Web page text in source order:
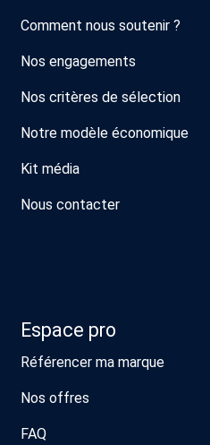
Comment nous soutenir ?
Nos engagements
Nos critères de sélection
Notre modèle économique
Kit média
Nous contacter
Espace pro
Référencer ma marque
Nos offres
FAQ